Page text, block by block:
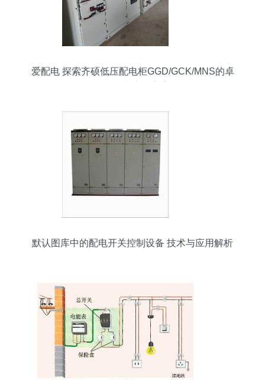
爱配电 探索齐硕低压配电柜GGD/GCK/MNS的卓
默认图库中的配电开关控制设备 技术与应用解析